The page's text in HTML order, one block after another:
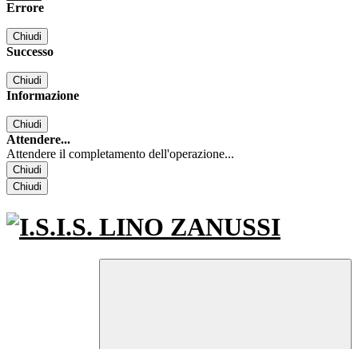
Errore
Chiudi
Successo
Chiudi
Informazione
Chiudi
Attendere...
Attendere il completamento dell'operazione...
Chiudi
Chiudi